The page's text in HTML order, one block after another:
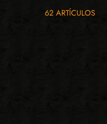
62 ARTÍCULOS